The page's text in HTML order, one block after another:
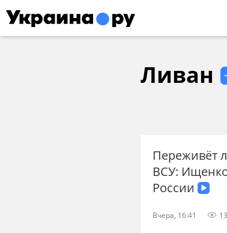
Ливан
Переживёт
ВСУ:
России
Вчера, 16:41